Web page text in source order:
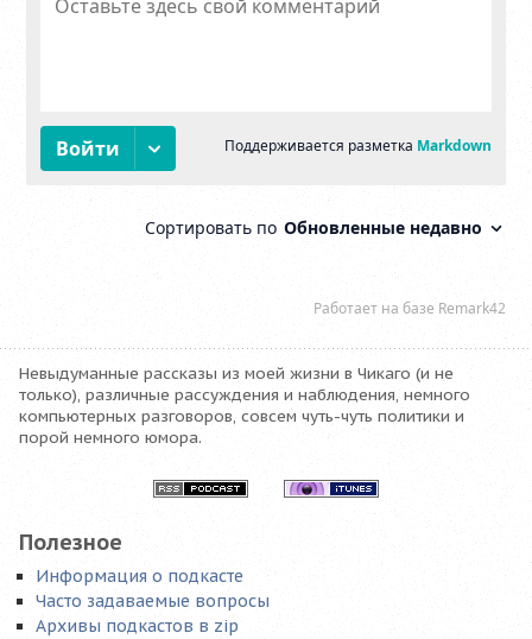
Невыдуманные рассказы из моей жизни в Чикаго (и не
только), различные рассуждения и наблюдения, немного
компьютерных разговоров, совсем чуть-чуть политики и
порой немного юмора.
Полезное
Информация о подкасте
Часто задаваемые вопросы
Архивы подкастов в zip